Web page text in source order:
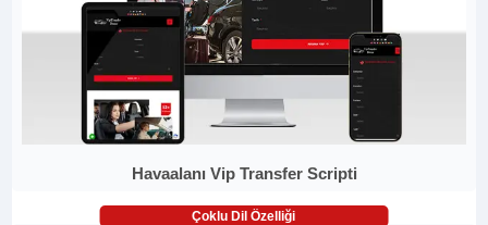
Havaalanı Vip Transfer Scripti
Çoklu Dil Özelliği